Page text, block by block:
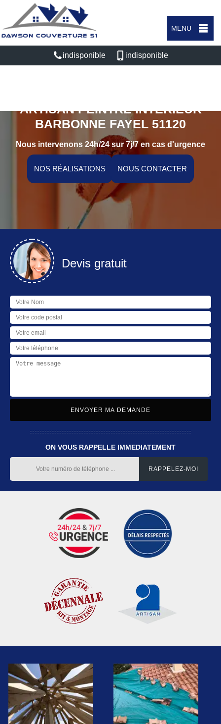
MENU
indisponible indisponible
ARTISAN PEINTRE INTÉRIEUR
BARBONNE FAYEL 51120
Nous intervenons 24h/24 sur 7j/7 en cas d'urgence
NOS RÉALISATIONS NOUS CONTACTER
Devis gratuit
ON VOUS RAPPELLE IMMEDIATEMENT